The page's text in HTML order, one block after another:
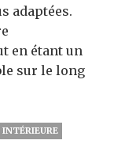
adaptées.
en étant un
sur le long